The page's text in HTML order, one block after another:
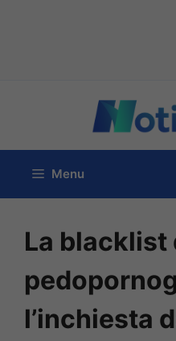
contenuto
Menu
La blacklist
l’inchiesta